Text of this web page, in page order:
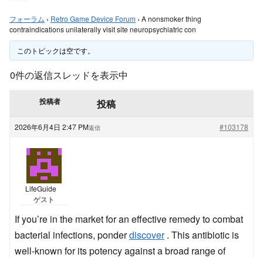
フォーラム › Retro Game Device Forum › A nonsmoker thing
contraindications unilaterally visit site neuropsychiatric con
このトピックは空です。
0件の返信スレッドを表示中
投稿者 投稿
2026年6月4日 2:47 PM #103178
返信
LifeGuide
ゲスト
If you’re in the market for an effective remedy to combat
bacterial infections, ponderdiscover. This antibiotic is
well-known for its potency against a broad range of